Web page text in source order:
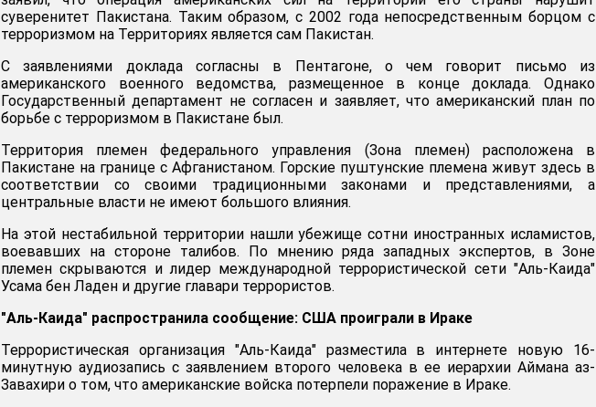
суверенитет Пакистана. Таким образом, с 2002 года непосредственным борцом с
терроризмом на Территориях является сам Пакистан.
С заявлениями доклада согласны в Пентагоне, о чем говорит письмо из
американского военного ведомства, размещенное в конце доклада. Однако
Государственный департамент не согласен и заявляет, что американский план по
борьбе с терроризмом в Пакистане был.
Территория племен федерального управления (Зона племен) расположена в
Пакистане на границе с Афганистаном. Горские пуштунские племена живут здесь в
соответствии со своими традиционными законами и представлениями, а
центральные власти не имеют большого влияния.
На этой нестабильной территории нашли убежище сотни иностранных исламистов,
воевавших на стороне талибов. По мнению ряда западных экспертов, в Зоне
племен скрываются и лидер международной террористической сети "Аль-Каида"
Усама бен Ладен и другие главари террористов.
"Аль-Каида" распространила сообщение: США проиграли в Ираке
Террористическая организация "Аль-Каида" разместила в интернете новую 16-
минутную аудиозапись с заявлением второго человека в ее иерархии Аймана аз-
Завахири о том, что американские войска потерпели поражение в Ираке.